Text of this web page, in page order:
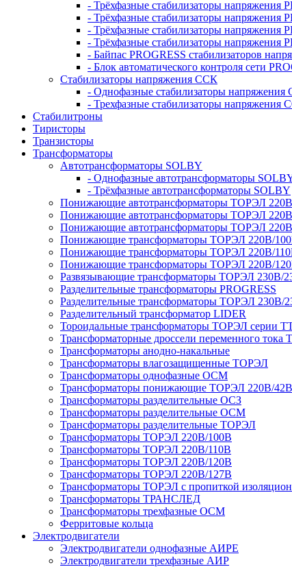
- Трёхфазные стабилизаторы напряжения
- Трёхфазные стабилизаторы напряжения
- Трёхфазные стабилизаторы напряжения
- Трёхфазные стабилизаторы напряжения
- Байпас PROGRESS стабилизаторов
- Блок автоматического контроля сети
Стабилизаторы напряжения ССК
- Однофазные стабилизаторы
- Трехфазные стабилизаторы напряжения
Стабилитроны
Тиристоры
Транзисторы
Трансформаторы
Автотрансформаторы SOLBY
- Однофазные автотрансформаторы
- Трёхфазные автотрансформаторы SOLBY
Понижающие автотрансформаторы ТОРЭЛ
Понижающие автотрансформаторы ТОРЭЛ
Понижающие автотрансформаторы ТОРЭЛ
Понижающие трансформаторы ТОРЭЛ 220В/100В
Понижающие трансформаторы ТОРЭЛ 220В/110В
Понижающие трансформаторы ТОРЭЛ 220В/120В
Развязывающие трансформаторы ТОРЭЛ 230В/
Разделительные трансформаторы PROGRESS
Разделительные трансформаторы ТОРЭЛ 230В/
Разделительный трансформатор LIDER
Тороидальные трансформаторы ТОРЭЛ серии
Трансформаторные дроссели переменного
Трансформаторы анодно-накальные
Трансформаторы влагозащищенные ТОРЭЛ
Трансформаторы однофазные ОСМ
Трансформаторы понижающие ТОРЭЛ 220В/42В
Трансформаторы разделительные ОСЗ
Трансформаторы разделительные ОСМ
Трансформаторы разделительные ТОРЭЛ
Трансформаторы ТОРЭЛ 220В/100В
Трансформаторы ТОРЭЛ 220В/110В
Трансформаторы ТОРЭЛ 220В/120В
Трансформаторы ТОРЭЛ 220В/127В
Трансформаторы ТОРЭЛ с пропиткой
Трансформаторы ТРАНСЛЕД
Трансформаторы трехфазные ОСМ
Ферритовые кольца
Электродвигатели
Электродвигатели однофазные АИРЕ
Электродвигатели трехфазные АИР